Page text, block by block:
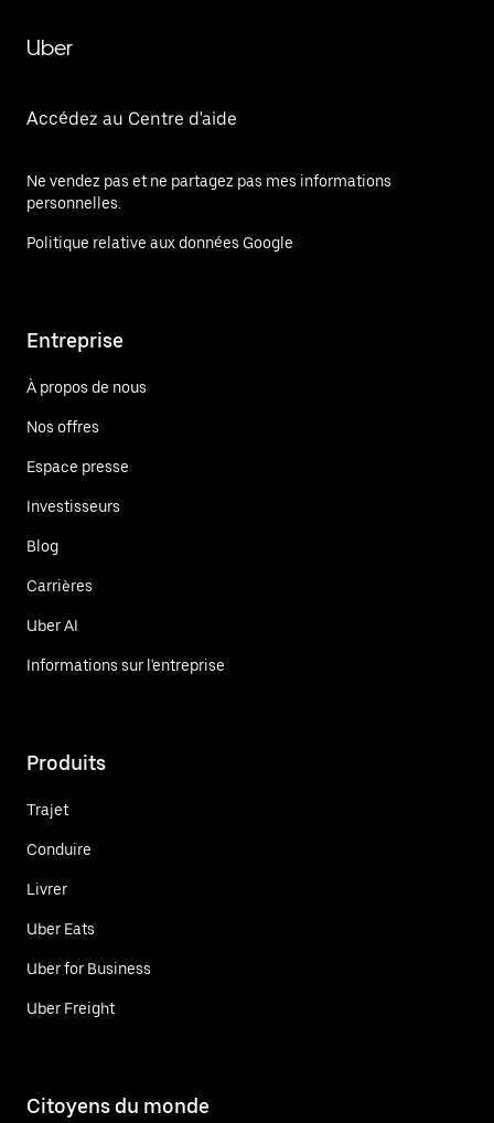
Uber
Accédez au Centre d'aide
Ne vendez pas et ne partagez pas mes informations
personnelles.
Politique relative aux données Google
Entreprise
À propos de nous
Nos offres
Espace presse
Investisseurs
Blog
Carrières
Uber AI
Informations sur l'entreprise
Produits
Trajet
Conduire
Livrer
Uber Eats
Uber for Business
Uber Freight
Citoyens du monde